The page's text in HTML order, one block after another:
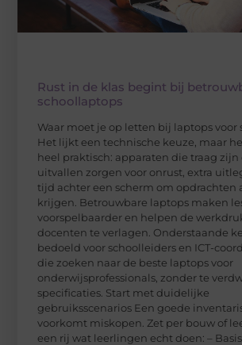
Rust in de klas begint bij
schoollaptops
Waar moet je op letten bij laptops voor
Het lijkt een technische keuze, maar
heel praktisch: apparaten die traag zijn
uitvallen zorgen voor onrust, extra
tijd achter een scherm om opdrachten
krijgen. Betrouwbare laptops maken
voorspelbaarder en helpen de
docenten te verlagen. Onderstaande
bedoeld voor schoolleiders en ICT-
die zoeken naar de beste laptops voor
onderwijsprofessionals, zonder te
specificaties. Start met duidelijke
gebruiksscenarios Een goede
voorkomt miskopen. Zet per bouw of
een rij wat leerlingen echt doen: –